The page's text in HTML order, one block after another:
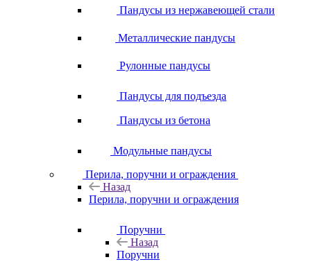
Пандусы из нержавеющей стали
Металлические пандусы
Рулонные пандусы
Пандусы для подъезда
Пандусы из бетона
Модульные пандусы
Перила, поручни и ограждения
Назад
Перила, поручни и ограждения
Поручни
Назад
Поручни